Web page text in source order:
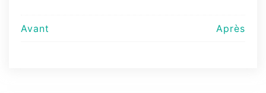
Navigation
Avant Après